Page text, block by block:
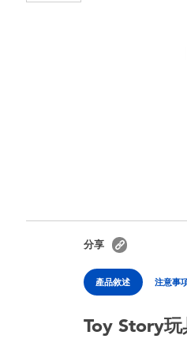
分享
產品敘述 注意事
Toy Story